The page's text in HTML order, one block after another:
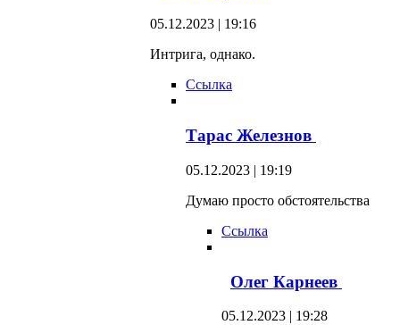
05.12.2023 | 19:16
Интрига, однако.
Ссылка
Тарас Железнов
05.12.2023 | 19:19
Думаю просто обстоятельства
Ссылка
Олег Карнеев
05.12.2023 | 19:28